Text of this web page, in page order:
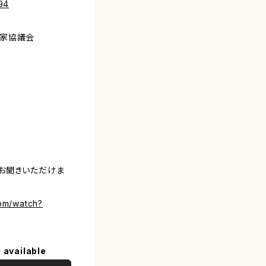
協議会
聞きいただけま
watch?
available